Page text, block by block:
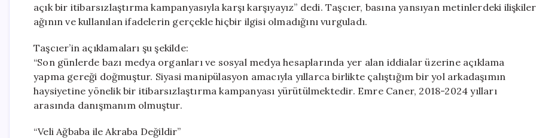
açık bir itibarsızlaştırma kampanyasıyla karşı karşıyayız” dedi. Taşcıer, basına yansıyan metinlerdeki ilişkiler
ağının ve kullanılan ifadelerin gerçekle hiçbir ilgisi olmadığını vurguladı.
Taşcıer’in açıklamaları şu şekilde:
“Son günlerde bazı medya organları ve sosyal medya hesaplarında yer alan iddialar üzerine açıklama
yapma gereği doğmuştur. Siyasi manipülasyon amacıyla yıllarca birlikte çalıştığım bir yol arkadaşımın
haysiyetine yönelik bir itibarsızlaştırma kampanyası yürütülmektedir. Emre Caner, 2018-2024 yılları
arasında danışmanım olmuştur.
“Veli Ağbaba ile Akraba Değildir”